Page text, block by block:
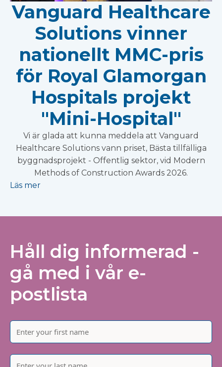
Vanguard Healthcare
Solutions vinner
nationellt MMC-pris
för Royal Glamorgan
Hospitals projekt
"Mini-Hospital"
Vi är glada att kunna meddela att Vanguard
Healthcare Solutions vann priset, Bästa tillfälliga
byggnadsprojekt - Offentlig sektor, vid Modern
Methods of Construction Awards 2026.
Läs mer
Håll dig informerad -
gå med i vår e-
postlista